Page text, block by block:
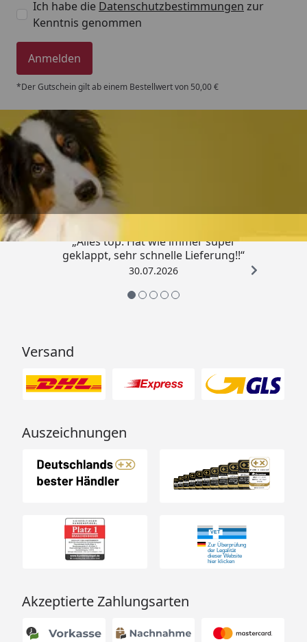
Ich habe die Datenschutzbestimmungen zur
Kenntnis genommen
Anmelden
*Der Gutschein gilt ab einem Bestellwert von 50,00 €
Trusted Shops
„Alles top. Hat wie immer super
geklappt, sehr schnelle Lieferung!!“
30.07.2026
Versand
Auszeichnungen
Akzeptierte Zahlungsarten